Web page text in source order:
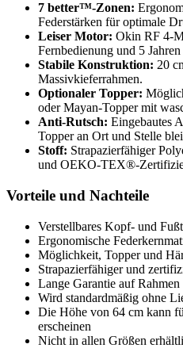
7 better™-Zonen:
Federstärken für optimale
Leiser Motor: Okin RF 4-
Fernbedienung und 5
Stabile Konstruktion: 20
Massivkieferrahmen.
Optionaler Topper:
oder Mayan-Topper mit
Anti-Rutsch: Eingebautes
Topper an Ort und Stelle
Stoff: Strapazierfähiger
und OEKO-TEX®-
Vorteile und Nachteile
Verstellbares Kopf- und
Ergonomische
Möglichkeit, Topper und
Strapazierfähiger und
Lange Garantie auf
Wird standardmäßig ohne
Die Höhe von 64 cm kann
erscheinen
Nicht in allen Größen